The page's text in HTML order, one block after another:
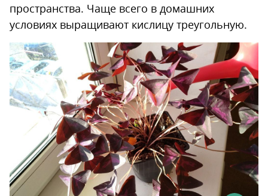
пространства. Чаще всего в домашних
условиях выращивают кислицу треугольную.